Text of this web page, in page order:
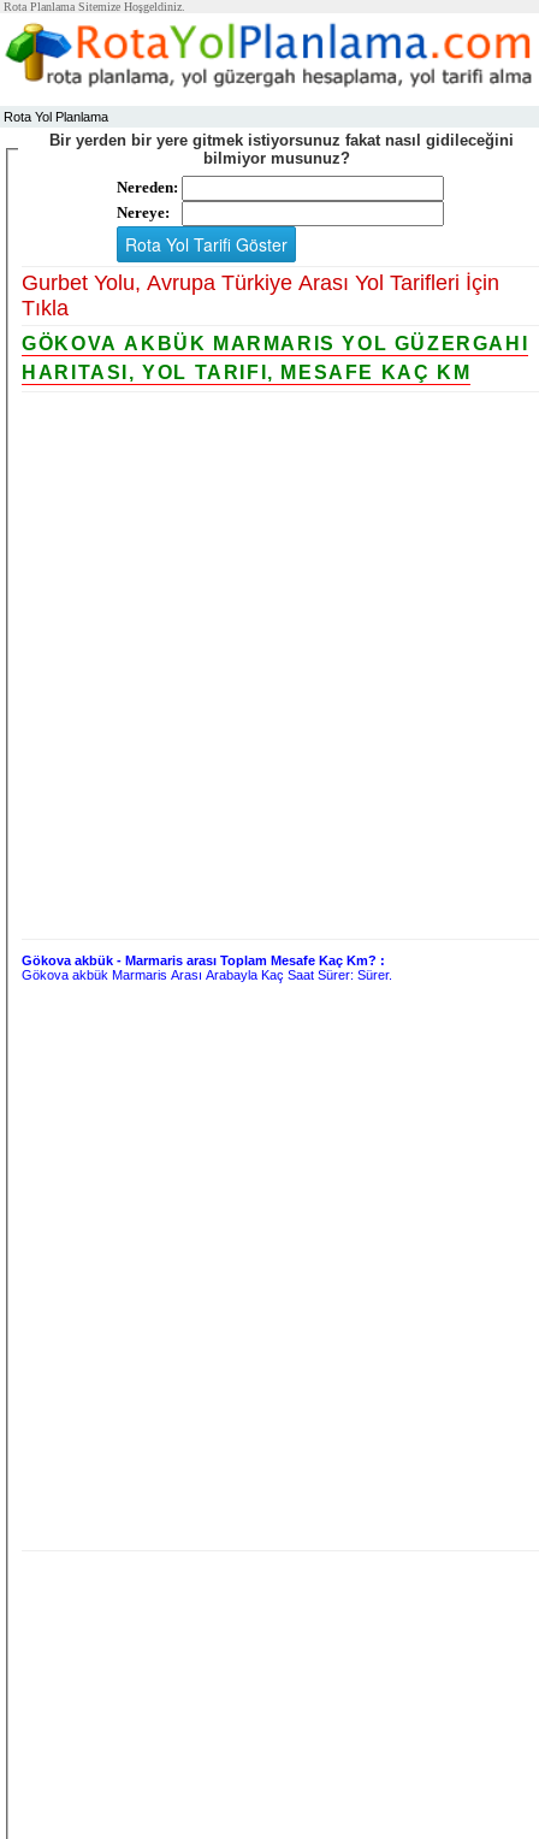
Rota Planlama Sitemize Hoşgeldiniz.
Rota Yol Planlama
Bir yerden bir yere gitmek istiyorsunuz fakat nasıl gidileceğini
bilmiyor musunuz?
Nereden:
Nereye:
Gurbet Yolu, Avrupa Türkiye Arası Yol Tarifleri İçin
Tıkla
GÖKOVA AKBÜK MARMARIS YOL GÜZERGAHI
HARITASI, YOL TARIFI, MESAFE KAÇ KM
Gökova akbük - Marmaris arası Toplam Mesafe Kaç Km? :
Gökova akbük Marmaris Arası Arabayla Kaç Saat Sürer:Sürer.